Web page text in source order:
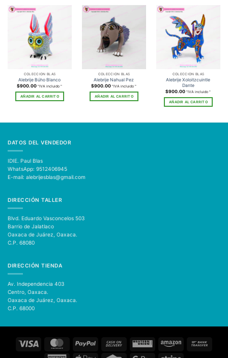
COLECCIÓN BLAS
Alebrije Búho Blanco
$900.00 "IVA incluido "
AÑADIR AL CARRITO
COLECCIÓN BLAS
Alebrije Nahual Pez
$900.00 "IVA incluido "
AÑADIR AL CARRITO
COLECCIÓN BLAS
Alebrije Xoloitzcuintle
Dante
$900.00 "IVA incluido "
AÑADIR AL CARRITO
DATOS DEL VENDEDOR
IDIE. Paul Blas
WhatsApp: 9512406945
E-mail: alebrijesblas@gmail.com
DIRECCIÓN TALLER
Blvd. Eduardo Vasconcelos 503
Barrio de Jalatlaco
Oaxaca de Juárez, Oaxaca.
C.P. 68080
DIRECCIÓN TIENDA
Av. Independencia 403
Centro, Oaxaca.
Oaxaca de Juárez, Oaxaca.
C.P. 68000
MasterCard PayPal
Cash
Delivery
Western
Union
Amazon